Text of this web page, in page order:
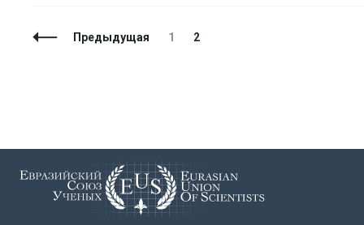
НавигацияПредыдущая Страница
1 Страница
2